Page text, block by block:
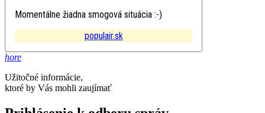
Momentálne žiadna smogová situácia :-)
populair.sk
hore
Užitočné informácie,
ktoré by Vás mohli zaujímať